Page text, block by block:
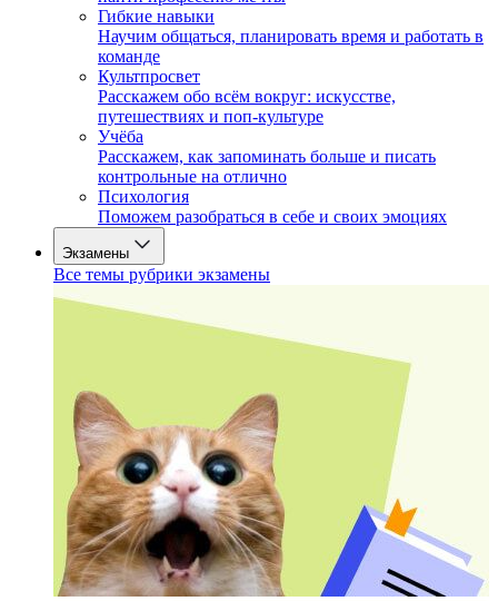
Гибкие навыки
Научим общаться, планировать время и работать в
команде
Культпросвет
Расскажем обо всём вокруг: искусстве,
путешествиях и поп-культуре
Учёба
Расскажем, как запоминать больше и писать
контрольные на отлично
Психология
Поможем разобраться в себе и своих эмоциях
Экзамены
Все темы рубрики экзамены